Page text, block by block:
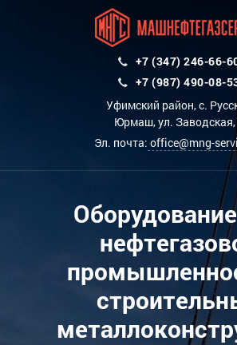
+7 (347) 246-66-
+7 (987) 490-08-
Уфимский район, с.
Юрмаш, ул. Заводская,
Эл. почта: office@mng-